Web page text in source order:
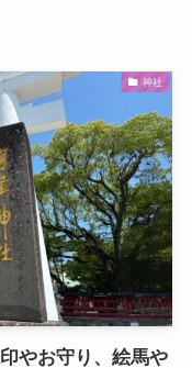
神社
やお守り、絵馬や